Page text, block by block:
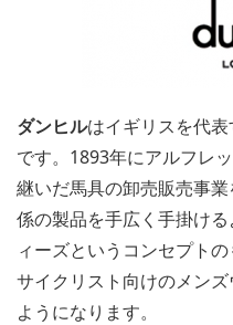
ダンヒルはイギリスを代
です。1893年にアルフレ
継いだ馬具の卸売販売事
係の製品を手広く手掛け
ィーズというコンセプト
サイクリスト向けのメン
ようになります。